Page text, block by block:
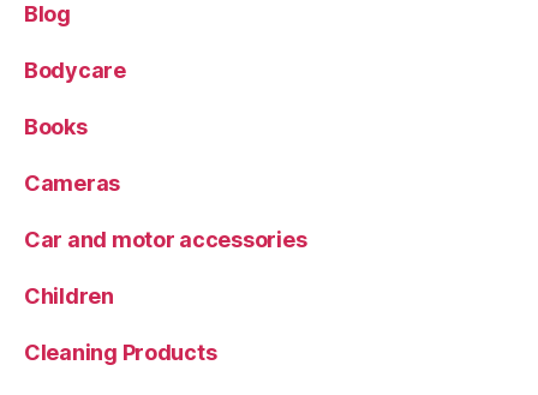
Blog
Bodycare
Books
Cameras
Car and motor accessories
Children
Cleaning Products